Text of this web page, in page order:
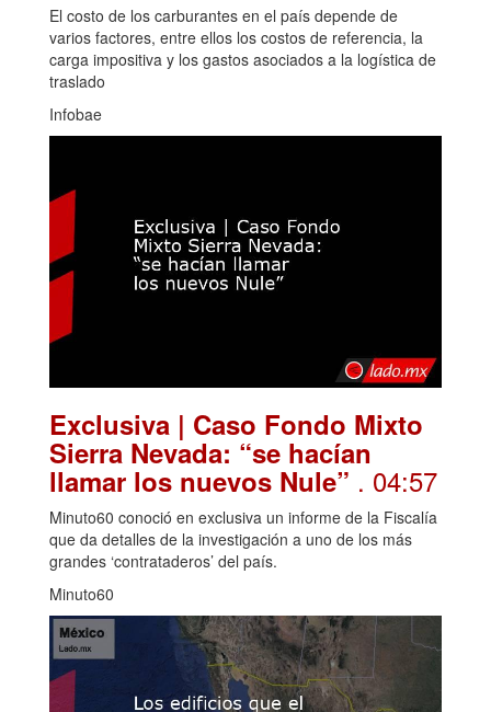
El costo de los carburantes en el país depende de
varios factores, entre ellos los costos de referencia, la
carga impositiva y los gastos asociados a la logística de
traslado
Infobae
Exclusiva | Caso Fondo Mixto
Sierra Nevada: “se hacían
llamar los nuevos Nule” . 04:57
Minuto60 conoció en exclusiva un informe de la Fiscalía
que da detalles de la investigación a uno de los más
grandes ‘contrataderos’ del país.
Minuto60